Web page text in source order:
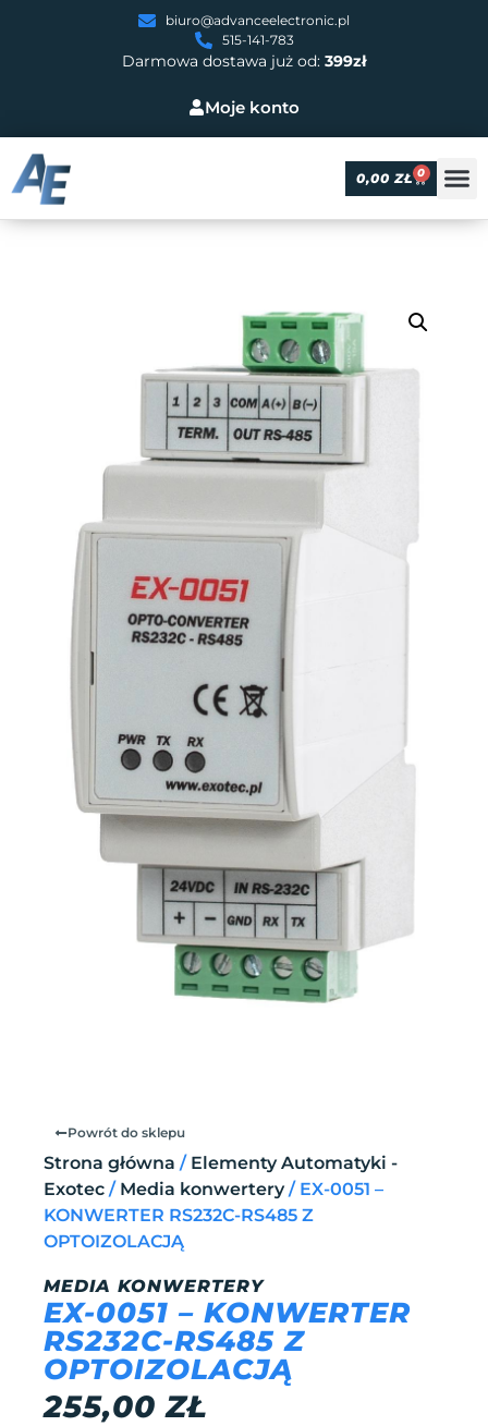
Moje konto
Darmowa dostawa już od: 399zł
biuro@advanceelectronic.pl
515-141-783
0,00 ZŁ 0
Powrót do sklepu
Strona główna / Elementy Automatyki -
Exotec / Media konwertery/ EX-0051 –
KONWERTER RS232C-RS485 Z
OPTOIZOLACJĄ
MEDIA KONWERTERY
EX-0051 – KONWERTER
RS232C-RS485 Z
OPTOIZOLACJĄ
255,00ZŁ